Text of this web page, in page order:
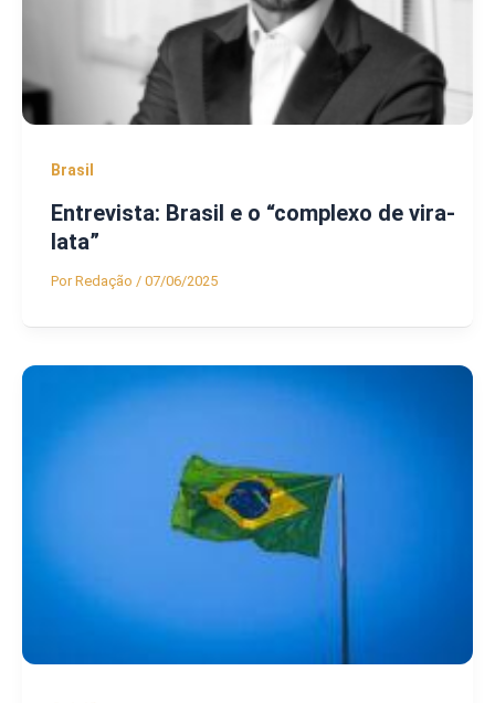
Brasil
Entrevista: Brasil e o “complexo de vira-
lata”
PorRedação / 07/06/2025